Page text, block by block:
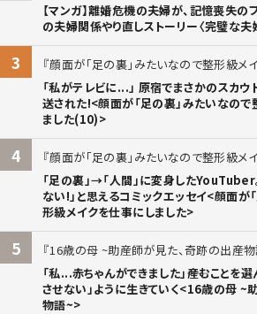
【マンガ】離婚危機の夫婦が、記憶喪失
の夫婦関係やり直しストーリー〈完璧な夫
3
顔面が「足の裏」みたいなので整形級メ
「私がテレビに...」 原宿でまさかのスカ
送された!<顔面が「足の裏」みたいなの
ました(10)>
4
顔面が「足の裏」みたいなので整形級メ
「足の裏」→「人間」に変身したYouTuber
ない!」と思えるコミックエッセイ<顔面が
形級メイクを仕事にしました>
5
16歳の母 ~助産師が見た、奇跡の出産
「私...赤ちゃんができました」――産むことを
させない」ように生きていく<16歳の母 ~
物語~>